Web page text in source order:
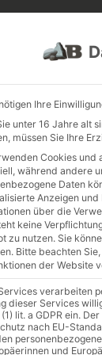
/Schmuckstein
Ihre
unter 16 Jahre alt
müssen Sie Ihre
Cookies und
während andere
Daten
Anzeigen
über die
keine
zu nutzen. Sie
Bitte beachten
der Website
verarbeiten
dieser Services
lit. a GDPR ein.
nach EU-
und